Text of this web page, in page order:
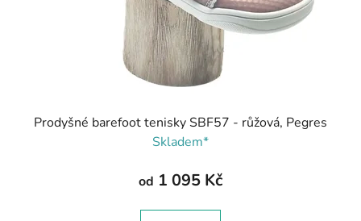
Prodyšné barefoot tenisky SBF57 - růžová, Pegres
Skladem*
od 1 095 Kč